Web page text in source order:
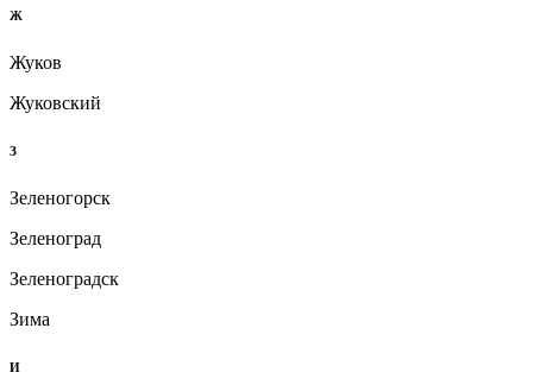
Ж
Жуков
Жуковский
З
Зеленогорск
Зеленоград
Зеленоградск
Зима
И